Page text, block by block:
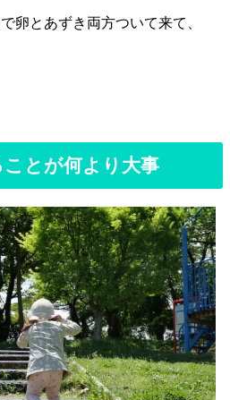
卵とあずき両方ついて来て、
とが何より大事